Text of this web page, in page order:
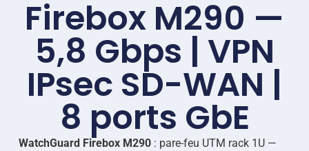
Firebox M290 —
5,8 Gbps | VPN
IPsec SD-WAN |
8 ports GbE
WatchGuard Firebox M290: pare-feu UTM rack 1U —